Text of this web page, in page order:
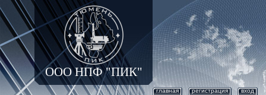
ООО НПФ "ПИК"
главная регистрация вход